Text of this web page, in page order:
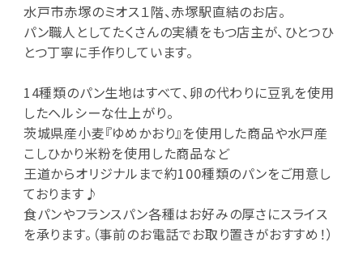
水戸市赤塚のミオス１階、赤塚駅直結のお店。
パン職人としてたくさんの実績をもつ店主が、ひとつひ
とつ丁寧に手作りしています。
14種類のパン生地はすべて、卵の代わりに豆乳を使用
したヘルシーな仕上がり。
茨城県産小麦『ゆめかおり』を使用した商品や水戸産
こしひかり米粉を使用した商品など
王道からオリジナルまで約100種類のパンをご用意し
ております♪
食パンやフランスパン各種はお好みの厚さにスライス
を承ります。（事前のお電話でお取り置きがおすすめ！）